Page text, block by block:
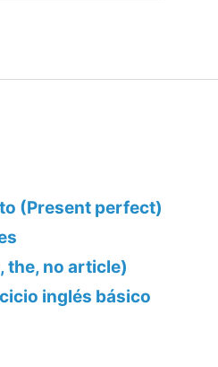
(Present perfect)
the, no article)
inglés básico